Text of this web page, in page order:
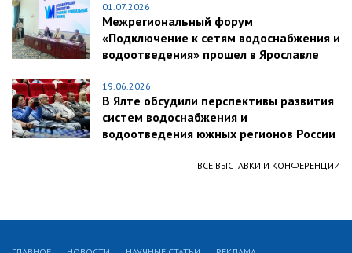
01.07.2026
Межрегиональный форум
«Подключение к сетям водоснабжения и
водоотведения» прошел в Ярославле
19.06.2026
В Ялте обсудили перспективы развития
систем водоснабжения и
водоотведения южных регионов России
ВСЕ ВЫСТАВКИ И КОНФЕРЕНЦИИ